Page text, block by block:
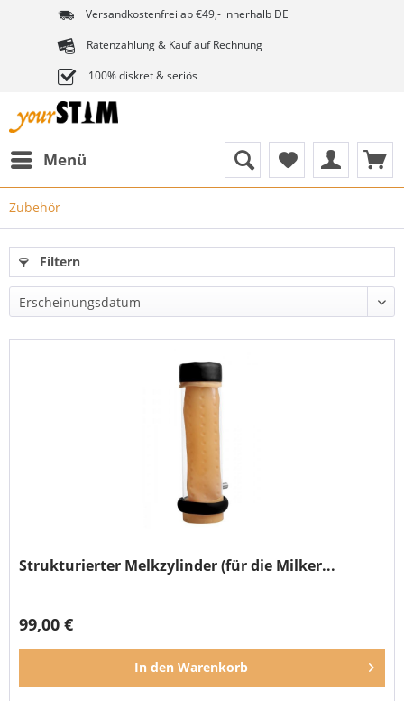
Versandkostenfrei ab €49,- innerhalb DE
Ratenzahlung & Kauf auf Rechnung
100% diskret & seriös
Menü
Zubehör
Filtern
Strukturierter Melkzylinder (für die Milker...
99,00 €
In den Warenkorb